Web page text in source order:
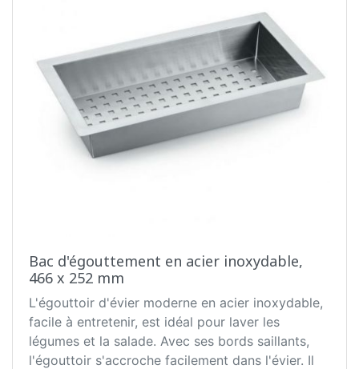
Bac d'égouttement en acier inoxydable,
466 x 252 mm
L'égouttoir d'évier moderne en acier inoxydable,
facile à entretenir, est idéal pour laver les
légumes et la salade. Avec ses bords saillants,
l'égouttoir s'accroche facilement dans l'évier. Il